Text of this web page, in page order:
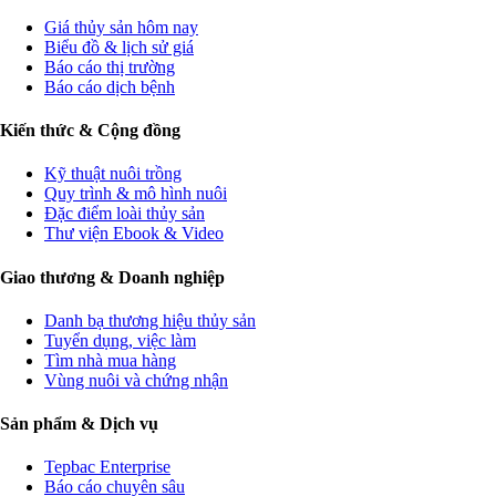
Giá thủy sản hôm nay
Biểu đồ & lịch sử giá
Báo cáo thị trường
Báo cáo dịch bệnh
Kiến thức & Cộng đồng
Kỹ thuật nuôi trồng
Quy trình & mô hình nuôi
Đặc điểm loài thủy sản
Thư viện Ebook & Video
Giao thương & Doanh nghiệp
Danh bạ thương hiệu thủy sản
Tuyển dụng, việc làm
Tìm nhà mua hàng
Vùng nuôi và chứng nhận
Sản phẩm & Dịch vụ
Tepbac Enterprise
Báo cáo chuyên sâu